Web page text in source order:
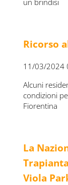
Ricorso
11/03/2024
Alcuni
condizioni
Fiorentina
La
Viola